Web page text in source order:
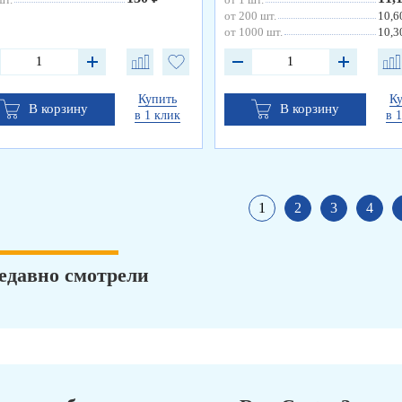
В корзину
Купить
в 1 клик
от 200 шт.
от 1000 шт.
В корзину
в
1 2 3 4
смотрели